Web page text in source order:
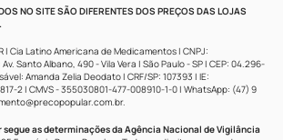
NO SITE SÃO DIFERENTES DOS PREÇOS DAS LOJAS
| Cia Latino Americana de Medicamentos | CNPJ:
Santo Albano, 490 - Vila Vera | São Paulo - SP | CEP: 04.296-
Amanda Zelia Deodato | CRF/SP: 107393 | IE:
2 | CMVS - 355030801-477-008910-1-0 | WhatsApp: (47) 9
.
segue as determinações da Agência Nacional de Vigilância